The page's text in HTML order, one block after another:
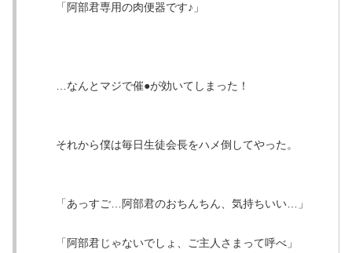
「阿部君専用の肉便器です♪」
…なんとマジで催●が効いてしまった！
それから僕は毎日生徒会長をハメ倒してやった。
「あっすご…阿部君のおちんちん、気持ちいい…」
「阿部君じゃないでしょ、ご主人さまって呼べ」